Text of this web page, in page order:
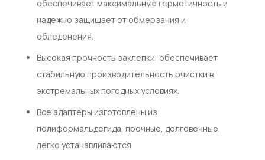
обеспечивает максимальную герметичность и
надежно защищает от обмерзания и
обледенения.
Высокая прочность заклепки, обеспечивает
стабильную производительность очистки в
экстремальных погодных условиях.
Все адаптеры изготовлены из
полиформальдегида, прочные, долговечные,
легко устанавливаются.